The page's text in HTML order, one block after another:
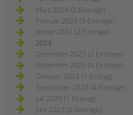
März 2024 (2 Einträge)
Februar 2024 (3 Einträge)
Januar 2024 (2 Einträge)
2023
Dezember 2023 (2 Einträge)
November 2023 (4 Einträge)
Oktober 2023 (1 Eintrag)
September 2023 (4 Einträge)
Juli 2023 (1 Eintrag)
Juni 2023 (2 Einträge)